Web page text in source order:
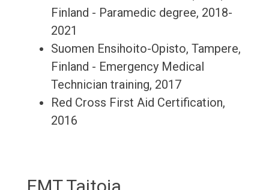
Finland - Paramedic degree, 2018-
2021
Suomen Ensihoito-Opisto, Tampere,
Finland - Emergency Medical
Technician training, 2017
Red Cross First Aid Certification,
2016